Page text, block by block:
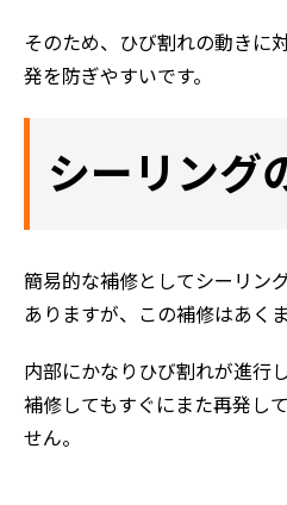
そのため、ひび割れの動きに
発を防ぎやすいです。
シーリング
簡易的な補修としてシーリン
ありますが、この補修はあく
内部にかなりひび割れが進行
補修してもすぐにまた再発し
せん。